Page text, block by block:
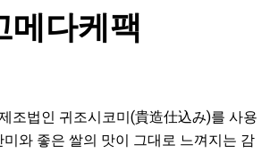
메다케팩
조법인 귀조시코미(貴造仕込み)를 사용
와 좋은 쌀의 맛이 그대로 느껴지는 감